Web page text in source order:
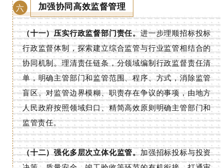
六 加强协同高效监督管理
（十一）压实行政监督部门责任。进一步理顺招标投标
行政监督体制，探索建立综合监管与行业监管相结合的
协同机制。理清责任链条，分领域编制行政监督责任清
单，明确主管部门和监管范围、程序、方式，消除监管
盲区。对监管边界模糊、职责存在争议的事项，由地方
人民政府按照领域归口、精简高效原则明确主管部门和
监管责任。
（十二）强化多层次立体化监管。加强招标投标与投资